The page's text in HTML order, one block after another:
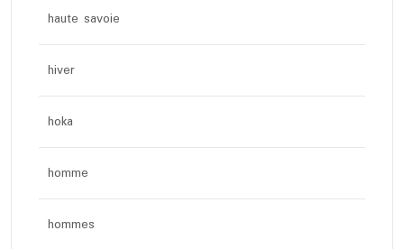
haute savoie
hiver
hoka
homme
hommes